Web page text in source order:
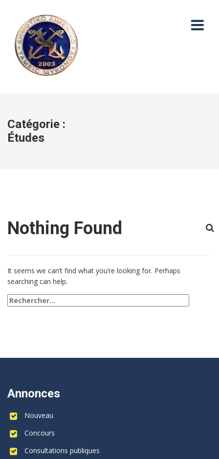
Catégorie :
Études
Nothing Found
It seems we can’t find what you’re looking for. Perhaps
searching can help.
Rechercher :
Annonces
Nouveau
Concours
Consultations publiques